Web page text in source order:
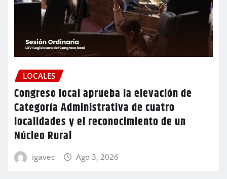
LOCALES
Congreso local aprueba la elevación de
Categoría Administrativa de cuatro
localidades y el reconocimiento de un
Núcleo Rural
igavec Ago 3, 2026